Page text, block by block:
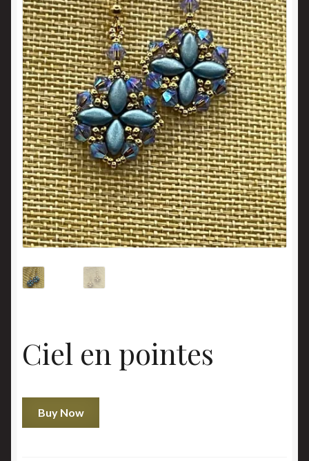
Panier
Politique en matière de remboursements et de retours
Validation de la commande
Ciel en pointes
Buy Now